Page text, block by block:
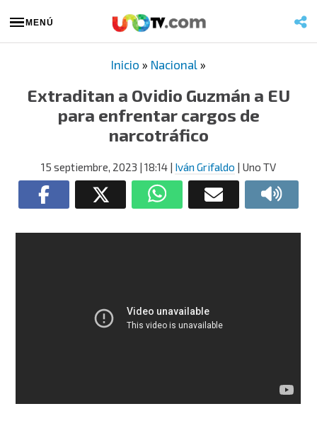
MENÚ
Inicio » Nacional »
Extraditan a Ovidio Guzmán a EU
para enfrentar cargos de
narcotráfico
15 septiembre, 2023 | 18:14 | Iván Grifaldo | Uno TV